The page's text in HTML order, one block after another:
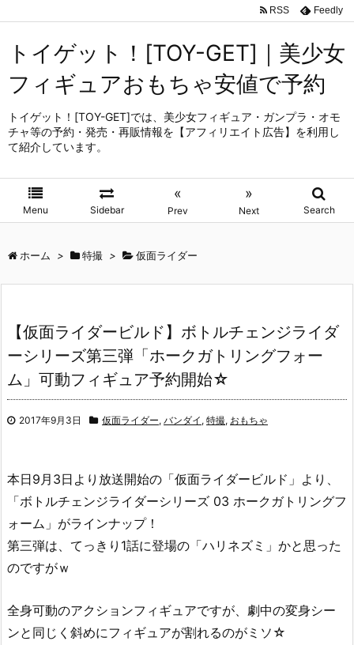
トイゲット！[TOY-GET]｜美少女
フィギュアおもちゃ安値で予約
トイゲット！[TOY-GET]では、美少女フィギュア・ガンプラ・オモ
チャ等の予約・発売・再販情報を【アフィリエイト広告】を利用し
て紹介しています。
Menu Sidebar
«
Prev
»
Next Search
RSS Feedly
ホーム > 特撮 > 仮面ライダー
【仮面ライダービルド】ボトルチェンジライダ
ーシリーズ第三弾「ホークガトリングフォー
ム」可動フィギュア予約開始☆
2017年9月3日 仮面ライダー, バンダイ , 特撮, おもちゃ
本日9月3日より放送開始の「仮面ライダービルド」より、
「ボトルチェンジライダーシリーズ 03 ホークガトリングフ
ォーム」がラインナップ！
第三弾は、てっきり1話に登場の「ハリネズミ」かと思った
のですがｗ
全身可動のアクションフィギュアですが、劇中の変身シー
ンと同じく斜めにフィギュアが割れるのがミソ☆